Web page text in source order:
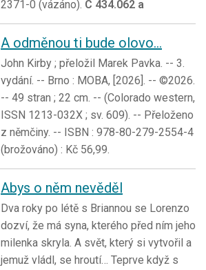
2371-0 (vázáno). C 434.062 a
A odměnou ti bude olovo...
John Kirby ; přeložil Marek Pavka. -- 3.
vydání. -- Brno : MOBA, [2026]. -- ©2026.
-- 49 stran ; 22 cm. -- (Colorado western,
ISSN 1213-032X ; sv. 609). -- Přeloženo
z němčiny. -- ISBN : 978-80-279-2554-4
(brožováno) : Kč 56,99.
Abys o něm nevěděl
Dva roky po létě s Briannou se Lorenzo
dozví, že má syna, kterého před ním jeho
milenka skryla. A svět, který si vytvořil a
jemuž vládl, se hroutí… Teprve když s